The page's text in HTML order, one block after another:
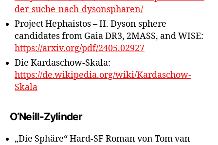
der-suche-nach-dysonspharen/
Project Hephaistos – II. Dyson sphere
candidates from Gaia DR3, 2MASS, and WISE:
https://arxiv.org/pdf/2405.02927
Die Kardaschow-Skala:
https://de.wikipedia.org/wiki/Kardaschow-
Skala
O’Neill-Zylinder
„Die Sphäre“ Hard-SF Roman von Tom van